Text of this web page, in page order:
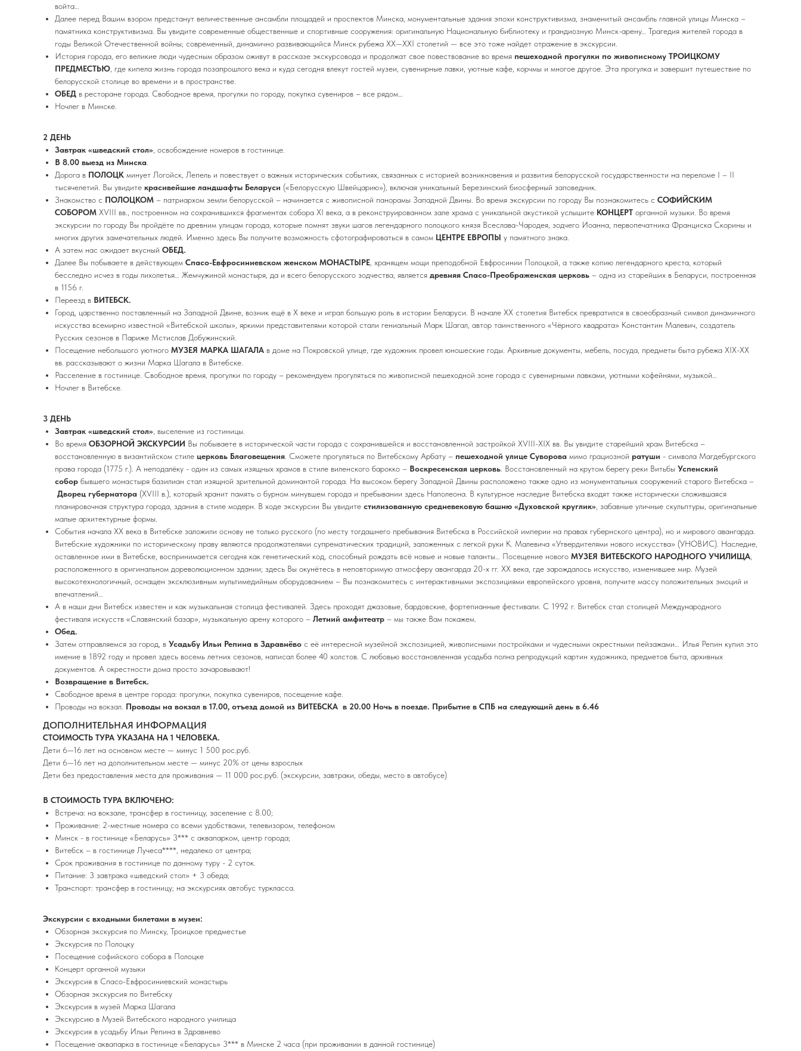
войта…
Далее перед Вашим взором предстанут величественные ансамбли площадей и проспектов Минска, монументальные здания эпохи конструктивизма, знаменитый ансамбль главной улицы Минска –
памятника конструктивизма. Вы увидите современные общественные и спортивные сооружения: оригинальную Национальную библиотеку и грандиозную Минск-арену… Трагедия жителей города в
годы Великой Отечественной войны; современный, динамично развивающийся Минск рубежа ХХ—ХХI столетий — все это тоже найдет отражение в экскурсии.
История города, его великие люди чудесным образом оживут в рассказе экскурсовода и продолжат свое повествование во время пешеходной прогулки по живописному ТРОИЦКОМУ
ПРЕДМЕСТЬЮ , где кипела жизнь города позапрошлого века и куда сегодня влекут гостей музеи, сувенирные лавки, уютные кафе, корчмы и многое другое. Эта прогулка и завершит путешествие по
белорусской столице во времени и в пространстве.
ОБЕД в ресторане города. Свободное время, прогулки по городу, покупка сувениров – все рядом…
Ночлег в Минске.
2 ДЕНЬ
Завтрак «шведский стол» , освобождение номеров в гостинице.
В 8.00 выезд из Минска
Дорога в ПОЛОЦК минует Логойск, Лепель и повествует о важных исторических событиях, связанных с историей возникновения и развития белорусской государственности на переломе I – II
тысячелетий. Вы увидите красивейшие ландшафты Беларуси («Белорусскую Швейцарию»), включая уникальный Березинский биосферный заповедник.
Знакомство с ПОЛОЦКОМ – патриархом земли белорусской – начинается с живописной панорамы Западной Двины. Во время экскурсии по городу Вы познакомитесь с СОФИЙСКИМ
СОБОРОМ XVIII вв., построенном на сохранившихся фрагментах собора XI века, а в реконструированном зале храма с уникальной акустикой услышите КОНЦЕРТ органной музыки. Во время
экскурсии по городу Вы пройдёте по древним улицам города, которые помнят звуки шагов легендарного полоцкого князя Всеслава-Чародея, зодчего Иоанна, первопечатника Франциска Скорины и
многих других замечательных людей. Именно здесь Вы получите возможность сфотографироваться в самом ЦЕНТРЕ ЕВРОПЫ у памятного знака.
А затем нас ожидает вкусный ОБЕД.
Далее Вы побываете в действующем Спасо-Евфросиниевском женском МОНАСТЫРЕ , хранящем мощи преподобной Евфросинии Полоцкой, а также копию легендарного креста, который
бесследно исчез в годы лихолетья… Жемчужиной монастыря, да и всего белорусского зодчества, является древняя Спасо-Преображенская церковь – одна из старейших в Беларуси, построенная
в 1156 г.
Переезд в ВИТЕБСК.
Город, царственно поставленный на Западной Двине, возник ещё в X веке и играл большую роль в истории Беларуси. В начале XX столетия Витебск превратился в своеобразный символ динамичного
искусства всемирно известной «Витебской школы», яркими представителями которой стали гениальный Марк Шагал, автор таинственного «Чёрного квадрата» Константин Малевич, создатель
Русских сезонов в Париже Мстислав Добужинский.
Посещение небольшого уютного МУЗЕЯ МАРКА ШАГАЛА в доме на Покровской улице, где художник провел юношеские годы. Архивные документы, мебель, посуда, предметы быта рубежа XIX-XX
вв. рассказывают о жизни Марка Шагала в Витебске.
Расселение в гостинице. Свободное время, прогулки по городу – рекомендуем прогуляться по живописной пешеходной зоне города с сувенирными лавками, уютными кофейнями, музыкой…
Ночлег в Витебске.
3 ДЕНЬ
Завтрак «шведский стол» , выселение из гостиницы.
Во время ОБЗОРНОЙ ЭКСКУРСИИ Вы побываете в исторической части города с сохранившейся и восстановленной застройкой ХVIII-XIX вв. Вы увидите старейший храм Витебска –
восстановленную в византийском стиле церковь Благовещения . Сможете прогуляться по Витебскому Арбату – пешеходной улице Суворова мимо грациозной ратуши - символа Магдебургского
права города (1775 г.). А неподалёку - один из самых изящных храмов в стиле виленского барокко – Воскресенская церковь . Восстановленный на крутом берегу реки Витьбы Успенский
собор бывшего монастыря базилиан стал изящной зрительной доминантой города. На высоком берегу Западной Двины расположено также одно из монументальных сооружений старого Витебска –
Дворец губернатора (XVIII в.), который хранит память о бурном минувшем города и пребывании здесь Наполеона. В культурное наследие Витебска входят также исторически сложившаяся
планировочная структура города, здания в стиле модерн. В ходе экскурсии Вы увидите стилизованную средневековую башню «Духовской круглик» , забавные уличные скульптуры, оригинальные
малые архитектурные формы.
События начала ХХ века в Витебске заложили основу не только русского (по месту тогдашнего пребывания Витебска в Российской империи на правах губернского центра), но и мирового авангарда.
Витебские художники по историческому праву являются продолжателями супрематических традиций, заложенных с легкой руки К. Малевича «Утвердителями нового искусства» (УНОВИС). Наследие,
оставленное ими в Витебске, воспринимается сегодня как генетический код, способный рождать всё новые и новые таланты… Посещение нового МУЗЕЯ ВИТЕБСКОГО НАРОДНОГО УЧИЛИЩА
расположенного в оригинальном дореволюционном здании; здесь Вы окунётесь в неповторимую атмосферу авангарда 20-х гг. ХХ века, где зарождалось искусство, изменившее мир. Музей
высокотехнологичный, оснащен эксклюзивным мультимедийным оборудованием – Вы познакомитесь с интерактивными экспозициями европейского уровня, получите массу положительных эмоций и
впечатлений…
А в наши дни Витебск известен и как музыкальная столица фестивалей. Здесь проходят джазовые, бардовские, фортепианные фестивали. С 1992 г. Витебск стал столицей Международного
фестиваля искусств «Славянский базар», музыкальную арену которого – Летний амфитеатр – мы также Вам покажем.
Обед.
Затем отправляемся за город, в Усадьбу Ильи Репина в Здравнёво с её интересной музейной экспозицией, живописными постройками и чудесными окрестными пейзажами… Илья Репин купил это
имение в 1892 году и провел здесь восемь летних сезонов, написал более 40 холстов. С любовью восстановленная усадьба полна репродукций картин художника, предметов быта, архивных
документов. А окрестности дома просто зачаровывают!
Возвращение в Витебск.
Свободное время в центре города: прогулки, покупка сувениров, посещение кафе.
Проводы на вокзал. Проводы на вокзал в 17.00, отъезд домой из ВИТЕБСКА в 20.00 Ночь в поезде. Прибытие в СПБ на следующий день в 6.46
ДОПОЛНИТЕЛЬНАЯ ИНФОРМАЦИЯ
СТОИМОСТЬ ТУРА УКАЗАНА НА 1 ЧЕЛОВЕКА.
Дети 6—16 лет на основном месте — минус 1 500 рос.руб.
Дети 6—16 лет на дополнительном месте — минус 20% от цены взрослых
Дети без предоставления места для проживания — 11 000 рос.руб. (экскурсии, завтраки, обеды, место в автобусе)
В СТОИМОСТЬ ТУРА ВКЛЮЧЕНО:
Встреча: на вокзале, трансфер в гостиницу, заселение с 8.00;
Проживание: 2-местные номера со всеми удобствами, телевизором, телефоном
Минск - в гостинице «Беларусь» 3*** с аквапарком, центр города;
Витебск – в гостинице Лучеса****, недалеко от центра;
Срок проживания в гостинице по данному туру - 2 суток.
Питание: 3 завтрака «шведский стол» + 3 обеда;
Транспорт: трансфер в гостиницу; на экскурсиях автобус туркласса.
Экскурсии с входными билетами в музеи:
Обзорная экскурсия по Минску, Троицкое предместье
Экскурсия по Полоцку
Посещение софийского собора в Полоцке
Концерт органной музыки
Экскурсия в Спасо-Евфросиниевский монастырь
Обзорная экскурсия по Витебску
Экскурсия в музей Марка Шагала
Экскурсию в Музей Витебского народного училища
Экскурсия в усадьбу Ильи Репина в Здравнево
Посещение аквапарка в гостинице «Беларусь» 3*** в Минске 2 часа (при проживании в данной гостинице)